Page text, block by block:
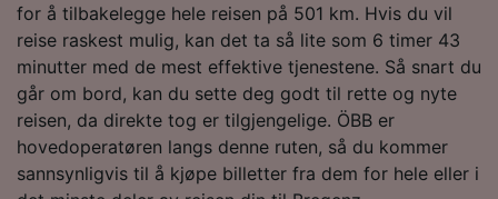
for å tilbakelegge hele reisen på 501 km. Hvis du vil
reise raskest mulig, kan det ta så lite som 6 timer 43
minutter med de mest effektive tjenestene. Så snart du
går om bord, kan du sette deg godt til rette og nyte
reisen, da direkte tog er tilgjengelige. ÖBB er
hovedoperatøren langs denne ruten, så du kommer
sannsynligvis til å kjøpe billetter fra dem for hele eller i